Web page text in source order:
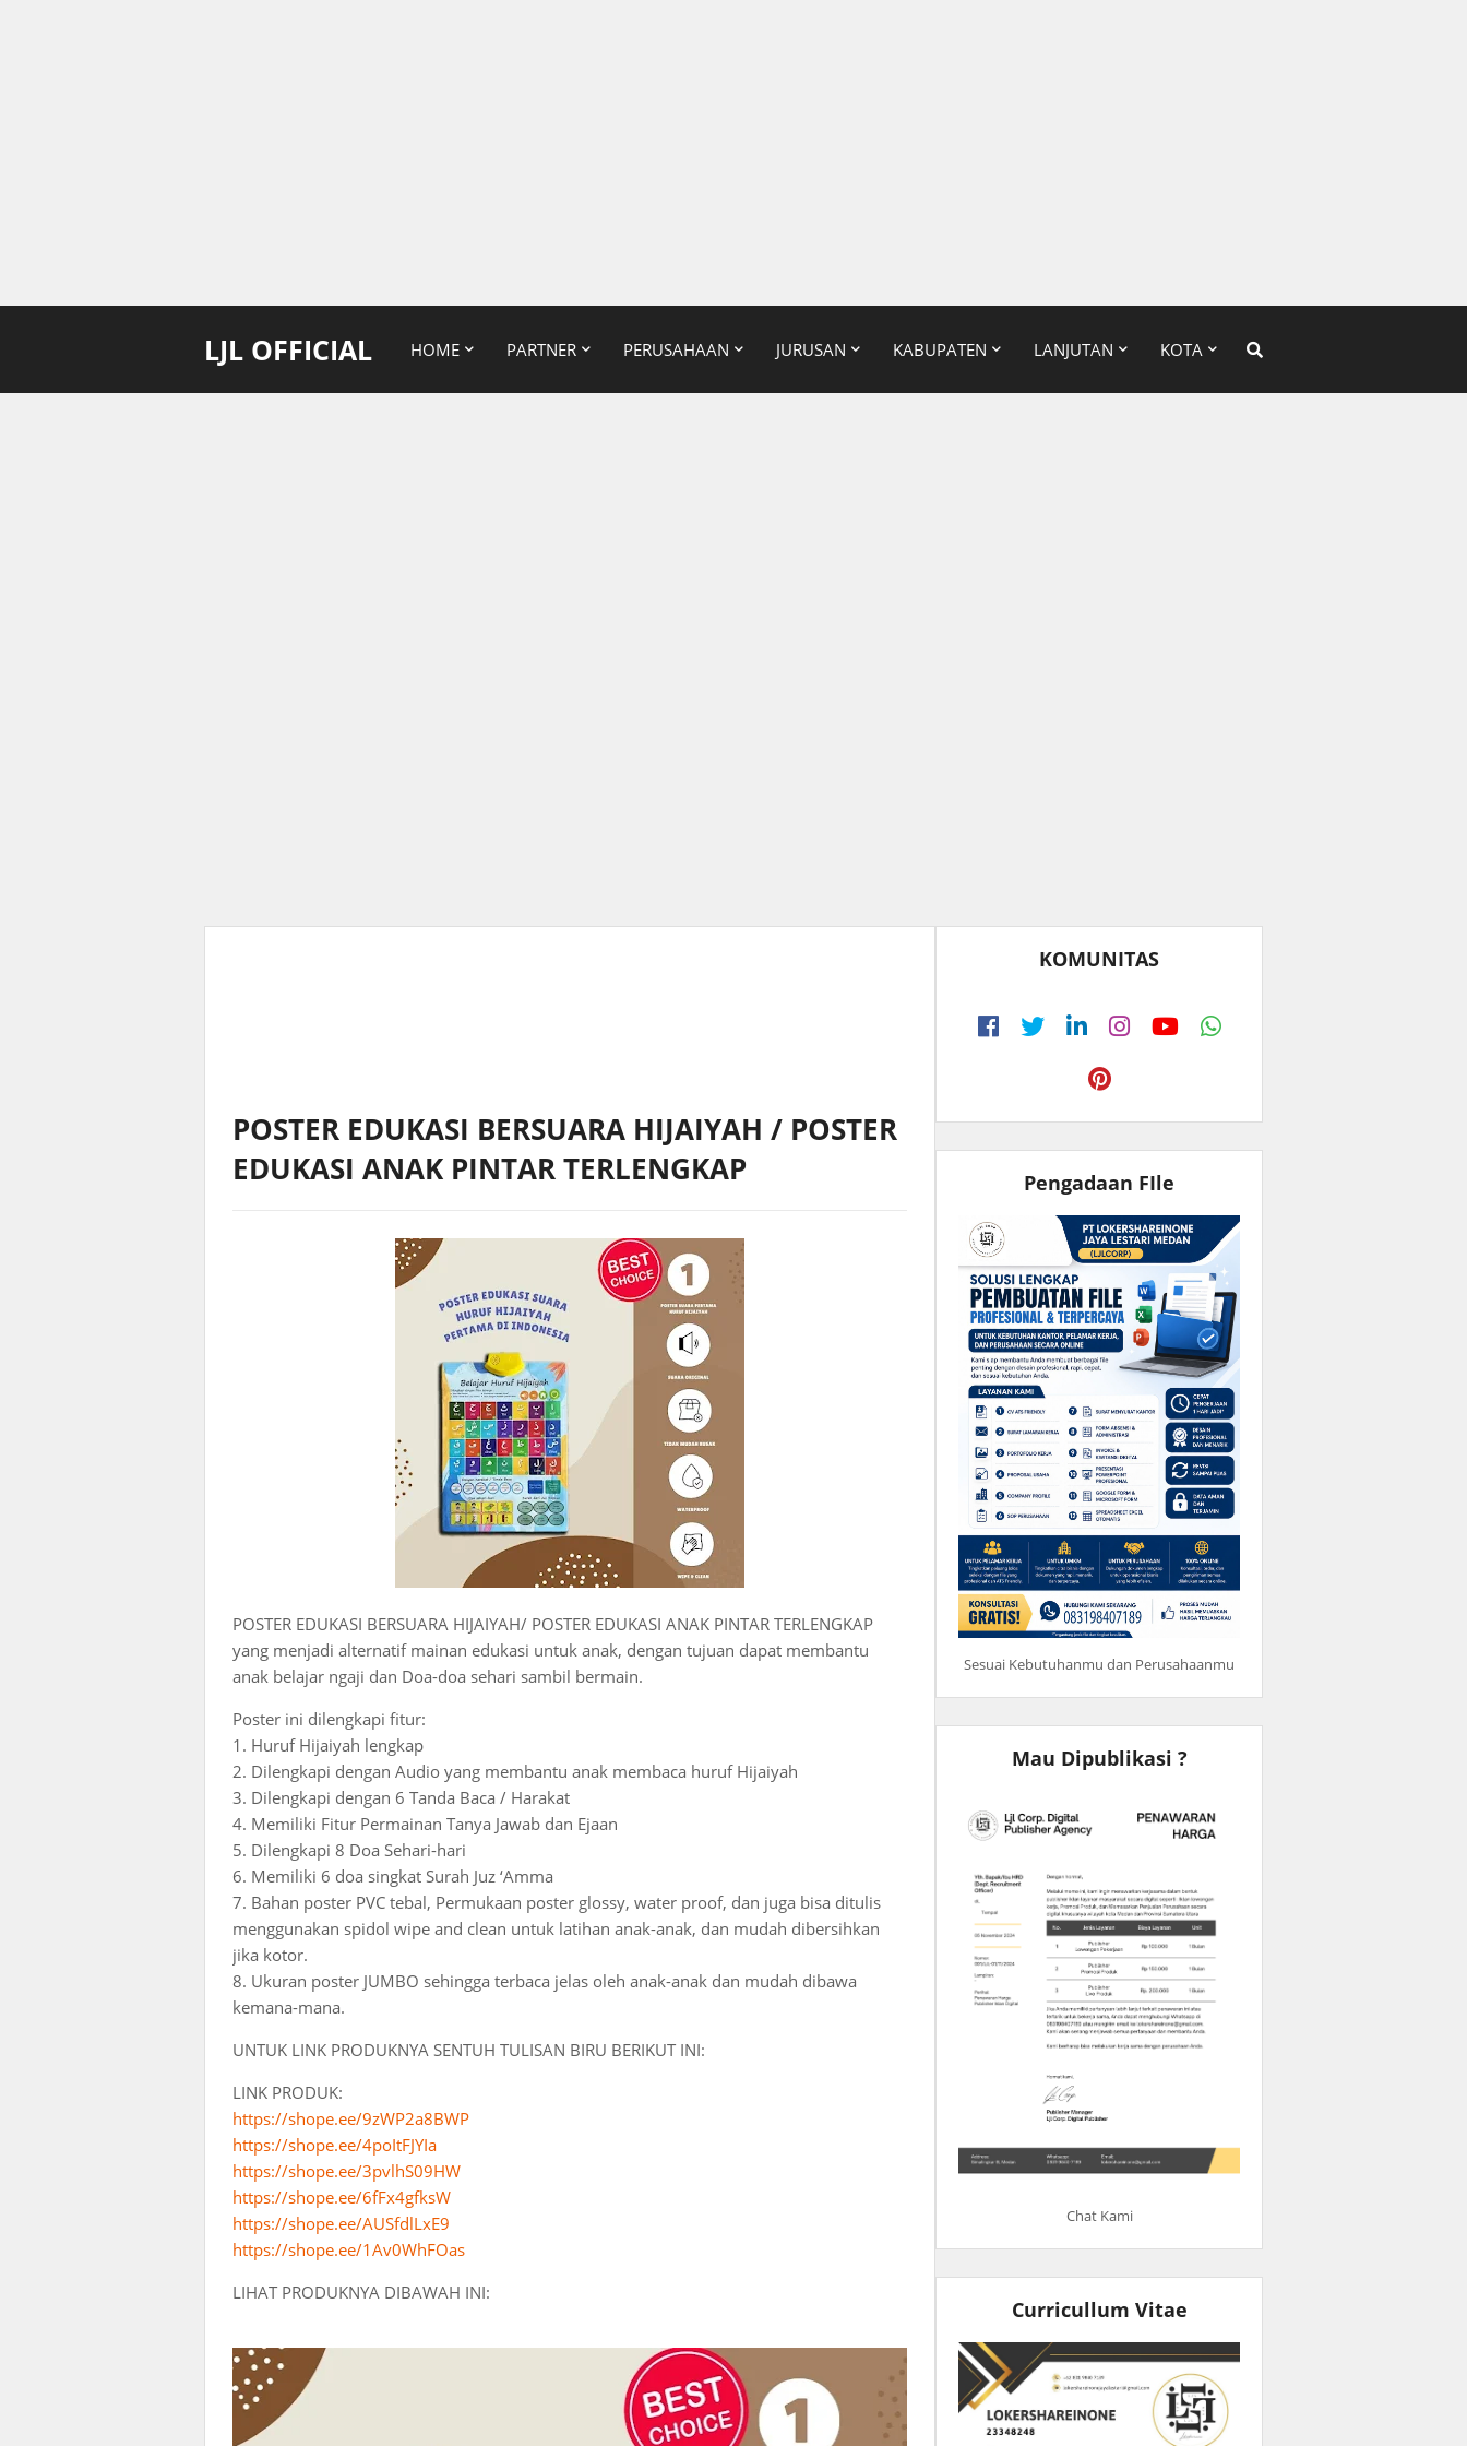
LJL OFFICIAL HOME PARTNER PERUSAHAAN JURUSAN KABUPATEN LANJUTAN KOTA
POSTER EDUKASI BERSUARA HIJAIYAH / POSTER
EDUKASI ANAK PINTAR TERLENGKAP
POSTER EDUKASI BERSUARA HIJAIYAH/ POSTER EDUKASI ANAK PINTAR TERLENGKAP
yang menjadi alternatif mainan edukasi untuk anak, dengan tujuan dapat membantu
anak belajar ngaji dan Doa-doa sehari sambil bermain.
Poster ini dilengkapi fitur:
1. Huruf Hijaiyah lengkap
2. Dilengkapi dengan Audio yang membantu anak membaca huruf Hijaiyah
3. Dilengkapi dengan 6 Tanda Baca / Harakat
4. Memiliki Fitur Permainan Tanya Jawab dan Ejaan
5. Dilengkapi 8 Doa Sehari-hari
6. Memiliki 6 doa singkat Surah Juz ‘Amma
7. Bahan poster PVC tebal, Permukaan poster glossy, water proof, dan juga bisa ditulis
menggunakan spidol wipe and clean untuk latihan anak-anak, dan mudah dibersihkan
jika kotor.
8. Ukuran poster JUMBO sehingga terbaca jelas oleh anak-anak dan mudah dibawa
kemana-mana.
UNTUK LINK PRODUKNYA SENTUH TULISAN BIRU BERIKUT INI:
LINK PRODUK:
https://shope.ee/9zWP2a8BWP
https://shope.ee/4poItFJYIa
https://shope.ee/3pvlhS09HW
https://shope.ee/6fFx4gfksW
https://shope.ee/AUSfdlLxE9
https://shope.ee/1Av0WhFOas
LIHAT PRODUKNYA DIBAWAH INI:
KOMUNITAS
Pengadaan FIle
Sesuai Kebutuhanmu dan Perusahaanmu
Mau Dipublikasi ?
Chat Kami
Curricullum Vitae